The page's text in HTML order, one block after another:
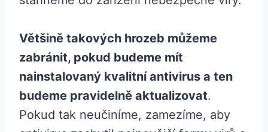
Většině takových hrozeb můžeme
zabránit, pokud budeme mít
nainstalovaný kvalitní antivirus a ten
budeme pravidelně aktualizovat.
Pokud tak neučiníme, zamezíme, aby